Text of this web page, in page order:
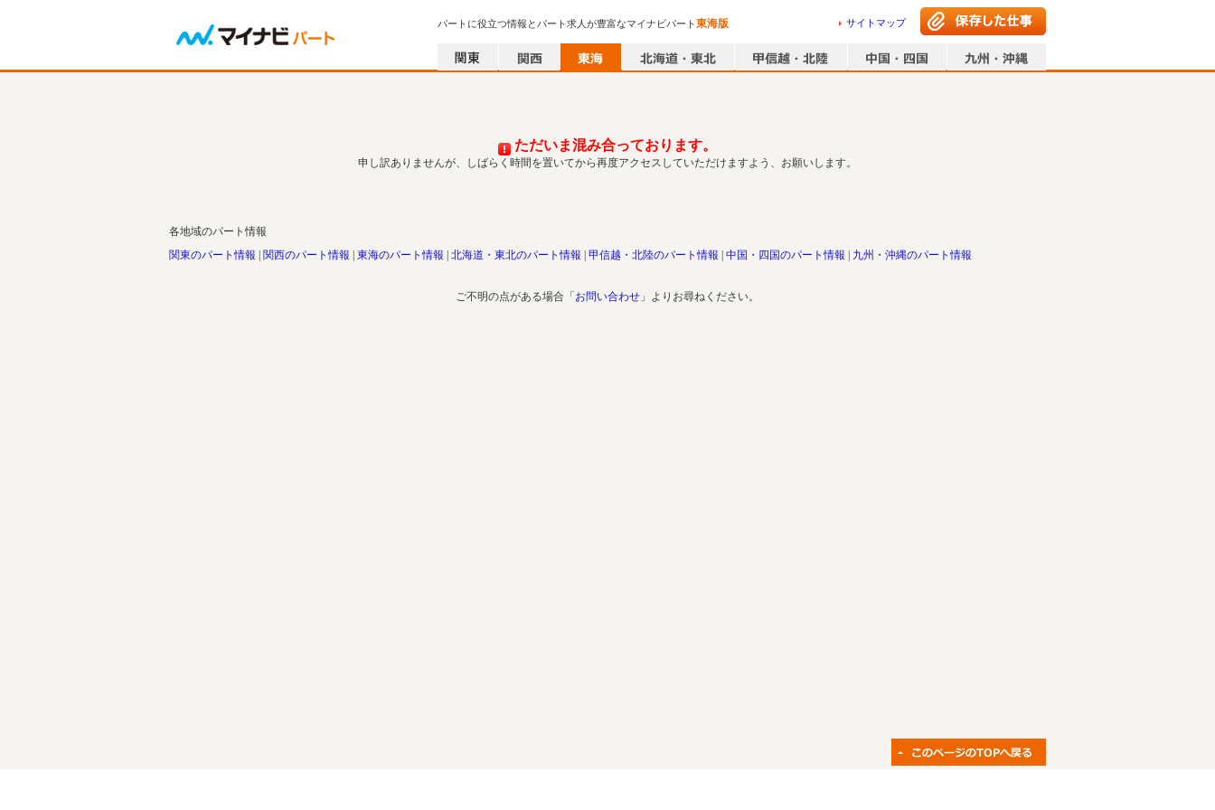
パートに役立つ情報とパート求人が豊富なマイナビパート東海版 サイトマップ
ただいま混み合っております。
申し訳ありませんが、しばらく時間を置いてから再度アクセスしていただけますよう、お願いします。
各地域のパート情報
関東のパート情報
関西のパート情報 東海のパート情報 北海道・東北のパート情報 甲信越・北陸のパート情報 中国・四国のパート情報 九州・沖縄のパート情報
ご不明の点がある場合「 お問い合わせ 」よりお尋ねください。